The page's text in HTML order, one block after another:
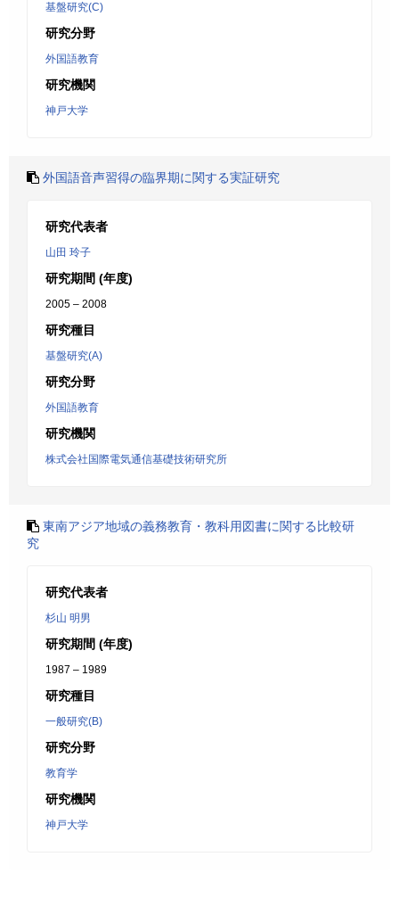
基盤研究(C)
研究分野
外国語教育
研究機関
神戸大学
外国語音声習得の臨界期に関する実証研究
研究代表者
山田 玲子
研究期間 (年度)
2005 – 2008
研究種目
基盤研究(A)
研究分野
外国語教育
研究機関
株式会社国際電気通信基礎技術研究所
東南アジア地域の義務教育・教科用図書に関する比較研
究
研究代表者
杉山 明男
研究期間 (年度)
1987 – 1989
研究種目
一般研究(B)
研究分野
教育学
研究機関
神戸大学